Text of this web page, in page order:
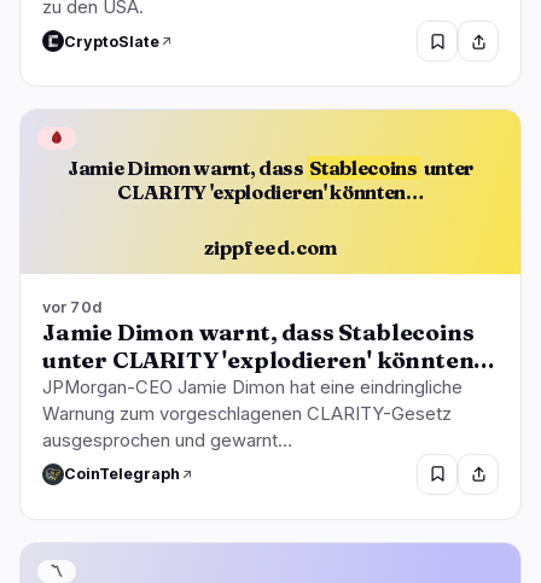
zu den USA.
CryptoSlate
Jamie Dimon warnt, dass Stablecoins unter
CLARITY 'explodieren' könnten…
zippfeed.com
🩸
vor 70d
Jamie Dimon warnt, dass Stablecoins
unter CLARITY 'explodieren' könnten…
JPMorgan-CEO Jamie Dimon hat eine eindringliche
Warnung zum vorgeschlagenen CLARITY-Gesetz
ausgesprochen und gewarnt…
CoinTelegraph
〽️